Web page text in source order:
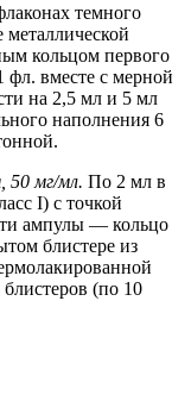
темного
металлической
кольцом первого
вместе с мерной
на 2,5 мл и 5 мл
наполнения 6
50 мг/мл. По 2 мл в
I) c точкой
ампулы — кольцо
блистере из
(по 10